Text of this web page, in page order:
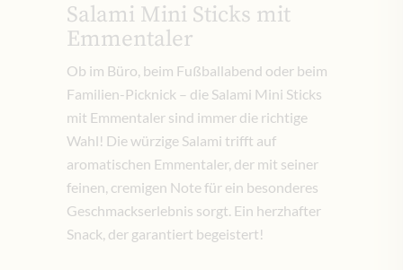
Salami Mini Sticks mit
Emmentaler
Ob im Büro, beim Fußballabend oder beim
Familien-Picknick – die Salami Mini Sticks
mit Emmentaler sind immer die richtige
Wahl! Die würzige Salami trifft auf
aromatischen Emmentaler, der mit seiner
feinen, cremigen Note für ein besonderes
Geschmackserlebnis sorgt. Ein herzhafter
Snack, der garantiert begeistert!